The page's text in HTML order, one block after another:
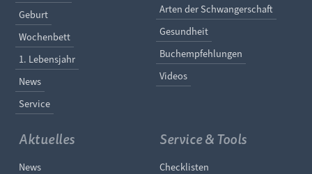
Geburt
Wochenbett
1. Lebensjahr
News
Service
Arten der Schwangerschaft
Gesundheit
Buchempfehlungen
Videos
Aktuelles
Navigation überspringen
News
Service & Tools
Navigation
Checklisten